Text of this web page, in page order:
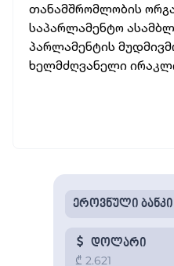
თანამშრომლობის
საპარლამენტო
პარლამენტის
ხელმძღვანელი